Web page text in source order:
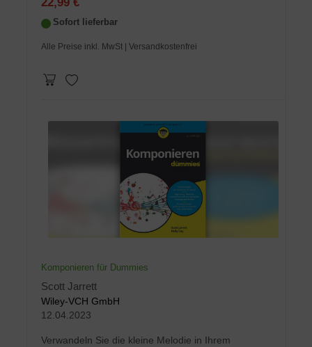
Sofort lieferbar
Alle Preise inkl. MwSt | Versandkostenfrei
Komponieren für Dummies
Scott Jarrett
Wiley-VCH GmbH
12.04.2023
Verwandeln Sie die kleine Melodie in Ihrem